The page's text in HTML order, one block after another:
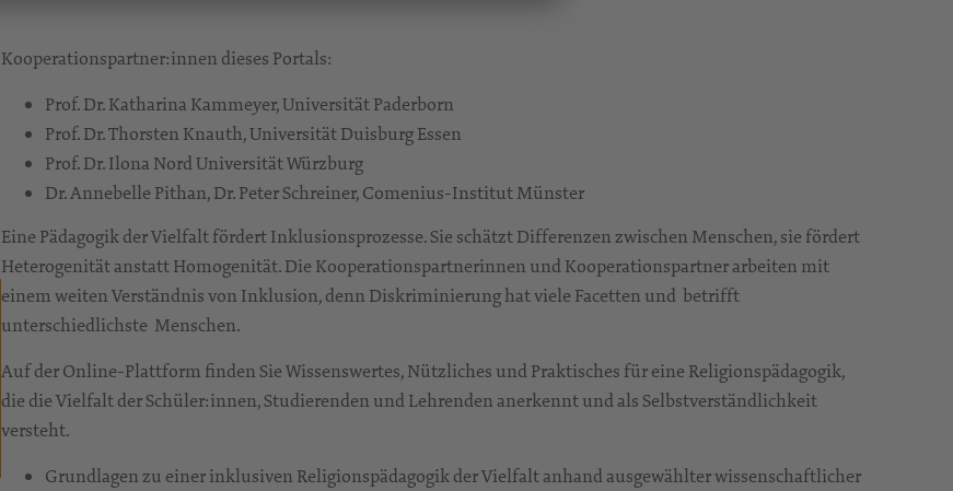
Kooperationspartner:innen dieses Portals:
Prof. Dr. Katharina Kammeyer, Universität Paderborn
Prof. Dr. Thorsten Knauth, Universität Duisburg Essen
Prof. Dr. Ilona Nord Universität Würzburg
Dr. Annebelle Pithan, Dr. Peter Schreiner, Comenius-Institut Münster
Eine Pädagogik der Vielfalt fördert Inklusionsprozesse. Sie schätzt Differenzen zwischen Menschen, sie fördert
Heterogenität anstatt Homogenität. Die Kooperationspartnerinnen und Kooperationspartner arbeiten mit
einem weiten Verständnis von Inklusion, denn Diskriminierung hat viele Facetten und betrifft
unterschiedlichste Menschen.
Auf der Online-Plattform finden Sie Wissenswertes, Nützliches und Praktisches für eine Religionspädagogik,
die die Vielfalt der Schüler:innen, Studierenden und Lehrenden anerkennt und als Selbstverständlichkeit
versteht.
Grundlagen zu einer inklusiven Religionspädagogik der Vielfalt anhand ausgewählter wissenschaftlicher